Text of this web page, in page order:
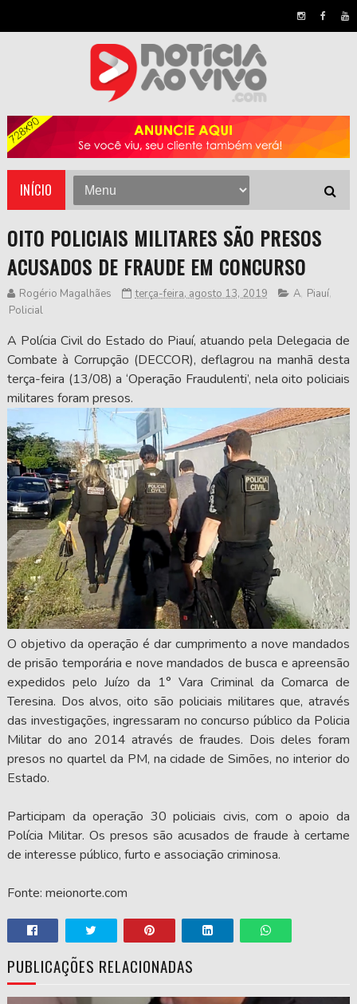
INÍCIO
OITO POLICIAIS MILITARES SÃO PRESOS
ACUSADOS DE FRAUDE EM CONCURSO
Rogério Magalhães terça-feira, agosto 13, 2019 A, Piauí,
Policial
A Polícia Civil do Estado do Piauí, atuando pela Delegacia de
Combate à Corrupção (DECCOR), deflagrou na manhã desta
terça-feira (13/08) a ‘Operação Fraudulenti’, nela oito policiais
militares foram presos.
O objetivo da operação é dar cumprimento a nove mandados
de prisão temporária e nove mandados de busca e apreensão
expedidos pelo Juízo da 1° Vara Criminal da Comarca de
Teresina. Dos alvos, oito são policiais militares que, através
das investigações, ingressaram no concurso público da Policia
Militar do ano 2014 através de fraudes. Dois deles foram
presos no quartel da PM, na cidade de Simões, no interior do
Estado.
Participam da operação 30 policiais civis, com o apoio da
Polícia Militar. Os presos são acusados de fraude à certame
de interesse público, furto e associação criminosa.
Fonte: meionorte.com
PUBLICAÇÕES RELACIONADAS